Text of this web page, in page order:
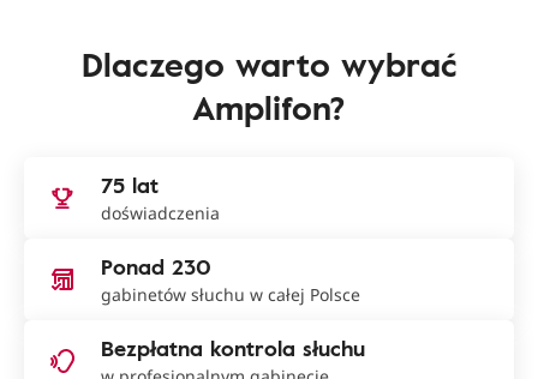
Dlaczego warto wybrać
Amplifon?
75 lat
doświadczenia
Ponad 230
gabinetów słuchu w całej Polsce
Bezpłatna kontrola słuchu